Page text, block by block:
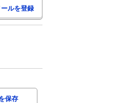
保存